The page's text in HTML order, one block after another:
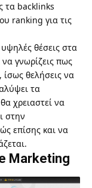
τα backlinks
ranking για τις
θέσεις στα
γνωρίζεις πως
ίσως θελήσεις να
τα
χρειαστεί να
στην
επίσης και να
Marketing